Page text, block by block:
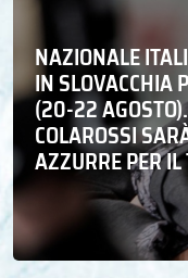
NAZIONALE
IN SLOVACCHIA
(20-22
COLAROSSI
AZZURRE PER